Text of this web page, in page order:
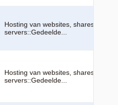
Hosting van websites, shares &
servers::Gedeelde...
Hosting van websites, shares &
servers::Gedeelde...